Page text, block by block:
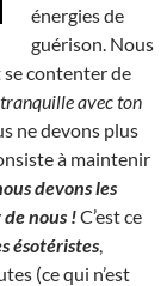
énergies de
guérison. Nous
se contenter de
avec ton
ne devons plus
à maintenir
devons les
nous !C’est ce
ésotéristes
(ce qui n’est